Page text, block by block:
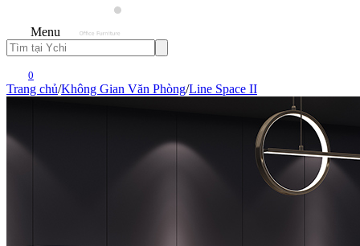
Menu
0
Trang chủ/Không Gian Văn Phòng/Line Space II